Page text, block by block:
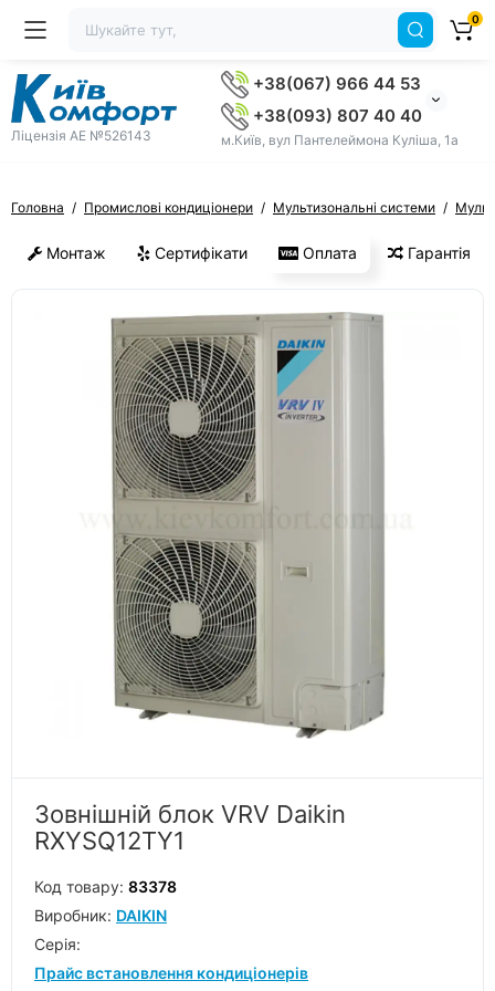
Ліцензія AE №526143
+38(067) 966 44 53
+38(093) 807 40 40
м.Київ, вул Пантелеймона Куліша, 1а
0
Головна Промислові кондиціонери Мультизональні системи
Монтаж Сертифікати Оплата Гарантія
Зовнішній блок VRV Daikin
RXYSQ12TY1
Код товару: 83378
Виробник: DAIKIN
Серiя:
Прайс встановлення кондиціонерів